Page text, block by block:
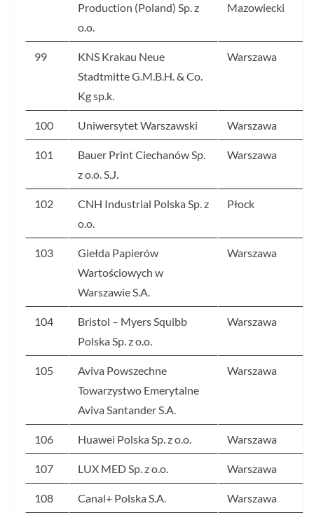
Production (Poland) Sp. z
o.o.
Mazowiecki
99
KNS Krakau Neue
Stadtmitte G.M.B.H. & Co.
Kg sp.k.
Warszawa
100 Uniwersytet Warszawski Warszawa
101
Bauer Print Ciechanów Sp.
z o.o. S.J.
Warszawa
102
CNH Industrial Polska Sp. z
o.o.
Płock
103
Giełda Papierów
Wartościowych w
Warszawie S.A.
Warszawa
104
Bristol – Myers Squibb
Polska Sp. z o.o.
Warszawa
105
Aviva Powszechne
Towarzystwo Emerytalne
Aviva Santander S.A.
Warszawa
106 Huawei Polska Sp. z o.o. Warszawa
107 LUX MED Sp. z o.o. Warszawa
108 Canal+ Polska S.A. Warszawa